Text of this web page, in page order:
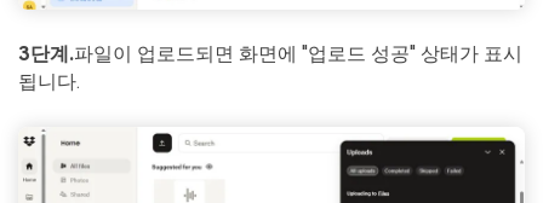
3단계.파일이 업로드되면 화면에 "업로드 성공" 상태가 표시
됩니다.